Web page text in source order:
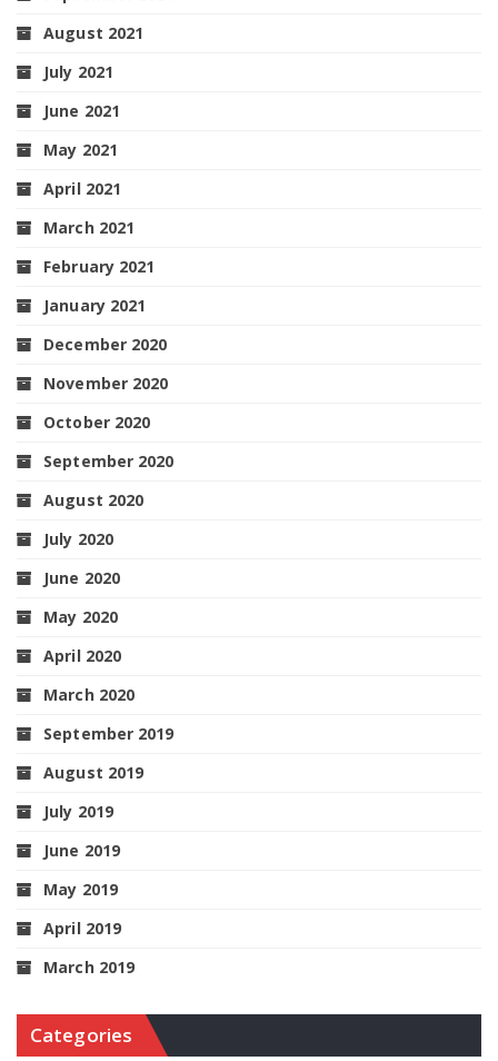
August 2021
July 2021
June 2021
May 2021
April 2021
March 2021
February 2021
January 2021
December 2020
November 2020
October 2020
September 2020
August 2020
July 2020
June 2020
May 2020
April 2020
March 2020
September 2019
August 2019
July 2019
June 2019
May 2019
April 2019
March 2019
Categories